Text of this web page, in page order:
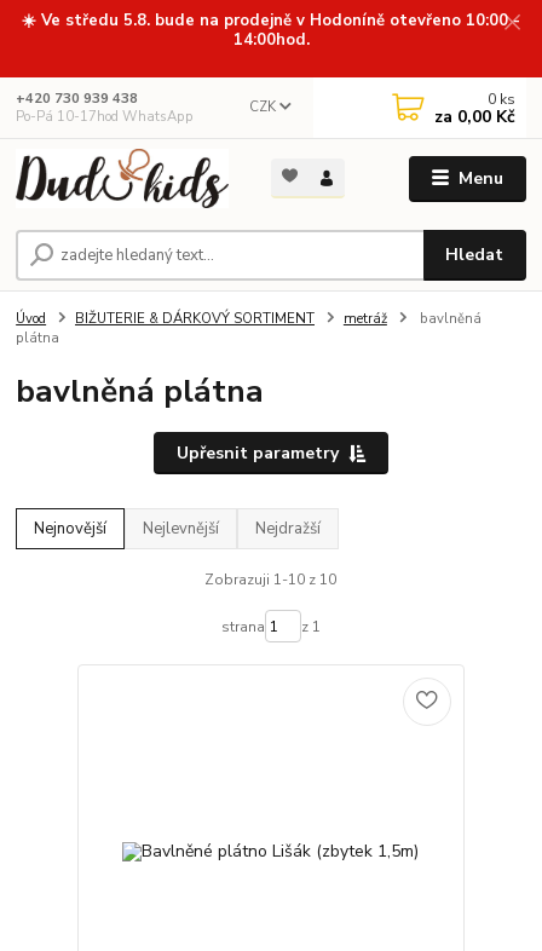
☀️ Ve středu 5.8. bude na prodejně v Hodoníně otevřeno 10:00 -
14:00hod.
Menu
CZK
Hledat
+420 730 939 438
Po-Pá 10-17hod WhatsApp
0 ks
za 0,00 Kč
Úvod BIŽUTERIE & DÁRKOVÝ SORTIMENT metráž
bavlněná
plátna
bavlněná plátna
Upřesnit parametry
Nejnovější Nejlevnější Nejdražší
Zobrazuji 1-10 z 10
strana z 1